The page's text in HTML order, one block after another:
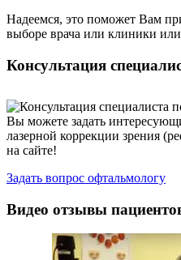
Надеемся, это поможет Вам
выборе врача или клиники или
Консультация
Вы можете задать
лазерной коррекции зрения
на сайте!
Задать вопрос офтальмологу
Видео отзывы